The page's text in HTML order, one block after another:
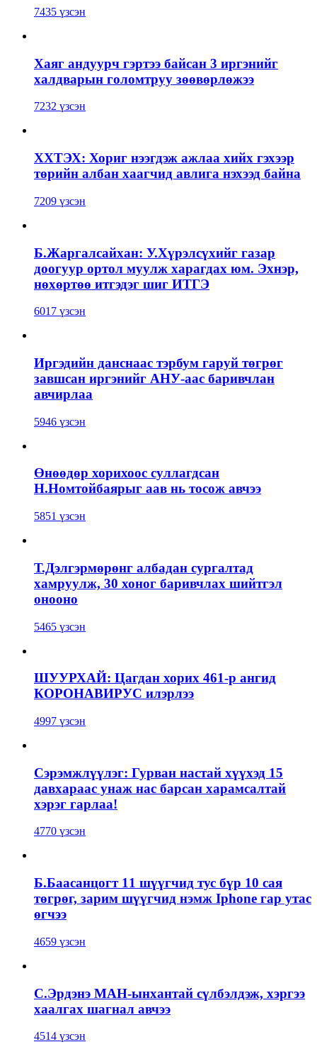
7435 үзсэн
Хаяг андуурч гэртээ байсан 3 иргэнийг
халдварын голомтруу зөөвөрлөжээ
7232 үзсэн
ХХТЭХ: Хориг нээгдэж ажлаа хийх гэхээр
төрийн албан хаагчид авлига нэхээд байна
7209 үзсэн
Б.Жаргалсайхан: У.Хүрэлсүхийг газар
доогуур ортол муулж харагдах юм. Эхнэр,
нөхөртөө итгэдэг шиг ИТГЭ
6017 үзсэн
Иргэдийн данснаас тэрбум гаруй төгрөг
завшсан иргэнийг АНУ-аас баривчлан
авчирлаа
5946 үзсэн
Өнөөдөр хорихоос суллагдсан
Н.Номтойбаярыг аав нь тосож авчээ
5851 үзсэн
Т.Дэлгэрмөрөнг албадан сургалтад
хамруулж, 30 хоног баривчлах шийтгэл
онооно
5465 үзсэн
ШУУРХАЙ: Цагдан хорих 461-р ангид
КОРОНАВИРУС илэрлээ
4997 үзсэн
Сэрэмжлүүлэг: Гурван настай хүүхэд 15
давхараас унаж нас барсан харамсалтай
хэрэг гарлаа!
4770 үзсэн
Б.Баасанцогт 11 шүүгчид тус бүр 10 сая
төгрөг, зарим шүүгчид нэмж Iphone гар утас
өгчээ
4659 үзсэн
С.Эрдэнэ МАН-ынхантай сүлбэлдэж, хэргээ
хаалгах шагнал авчээ
4514 үзсэн